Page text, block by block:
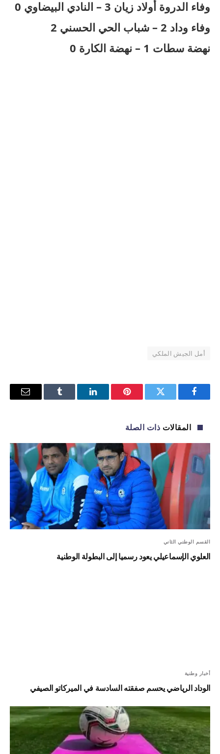
وفاء الدروة أولاد زيان 3 – النادي البيضاوي 0
وفاء وداد 2 – شباب الحي الحسني 2
نهضة سطات 1 – نهضة الكارة 0
أمل الجيش الملكي
فيسبوك تويتر بينتيريستلينكدإن Tumblr
البريد
المقالات ذات الصلة
القسم الوطني الثاني
العلوي الإسماعيلي يعود رسميا إلى البطولة الوطنية
أخبار وطنية
الوداد الرياضي يحسم صفقته السادسة في الميركاتو الصيفي